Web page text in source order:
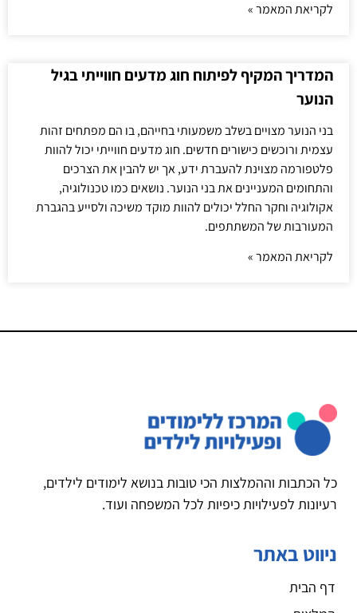
לקריאת המאמר »
המדריך המקיף לפיתוח חוג מדעים חווייתי בגיל
הנוער
בני הנוער מצויים בשלב משמעותי בחייהם, בו הם מפתחים זהות
עצמית ורוכשים כישורים חדשים. חוג מדעים חווייתי יכול להוות
פלטפורמה מצוינת להעברת ידע, אך יש להבין את הצרכים
והתחומים המעניינים את בני הנוער. נושאים כמו טכנולוגיה,
אקולוגיה וחקר החלל יכולים להוות מוקד משיכה ולסייע בהגברת
המעורבות של המשתתפים.
לקריאת המאמר »
כל הכתבות וההמלצות הכי טובות בנושא לימודים לילדים,
רעיונות לפעילויות כיפיות לכל המשפחה ועוד.
ניווט באתר
דף הבית